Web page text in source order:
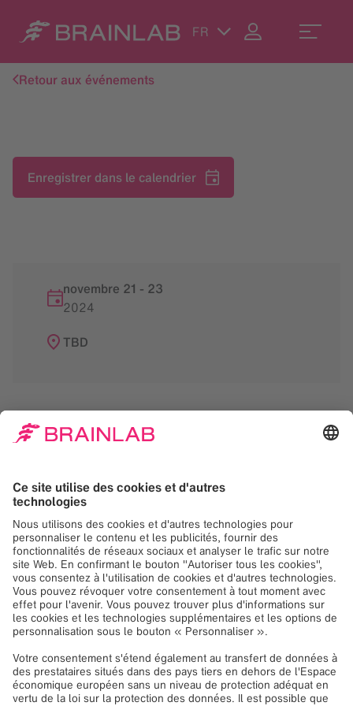
FR
Retour aux événements
Enregistrer dans le calendrier
novembre 21 - 23
2024
TBD
votre consentement
pour charger le service
Google Maps!
Nous utilisons Google Maps, pour intégrer du
contenu susceptible de collecter des
données sur votre activité. Veuillez vérifier les
détails et accepter le service pour voir ce
contenu.
Plus d'information